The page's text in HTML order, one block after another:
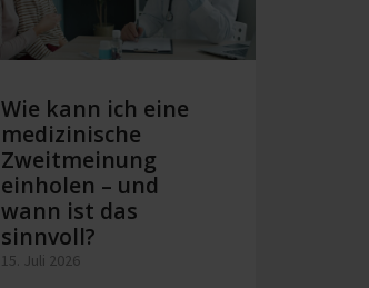
Wie kann ich eine
medizinische
Zweitmeinung
einholen – und
wann ist das
sinnvoll?
15. Juli 2026